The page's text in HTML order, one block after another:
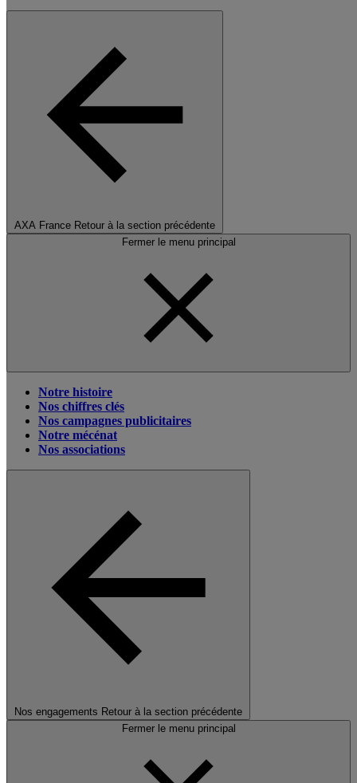
AXA France Retour à la section précédente
Fermer le menu principal
Notre histoire
Nos chiffres clés
Nos campagnes publicitaires
Notre mécénat
Nos associations
Nos engagements Retour à la section précédente
Fermer le menu principal